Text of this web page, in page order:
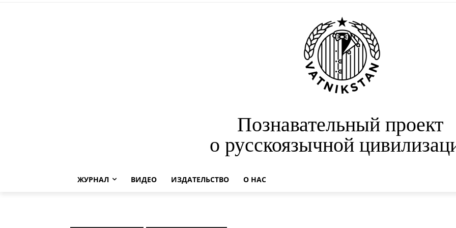
Познавательный проект
о русскоязычной
ЖУРНАЛ ВИДЕО ИЗДАТЕЛЬСТВО О НАС